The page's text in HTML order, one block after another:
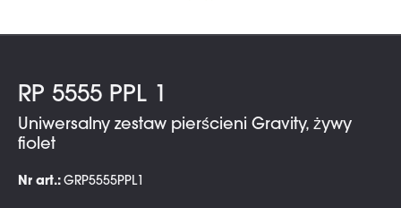
RP 5555 PPL 1
Uniwersalny zestaw pierścieni Gravity, żywy
fiolet
Nr art.: GRP5555PPL1